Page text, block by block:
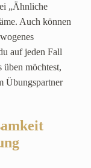
„Ähnliche
Auch können
auf jeden Fall
üben möchtest,
Übungspartner